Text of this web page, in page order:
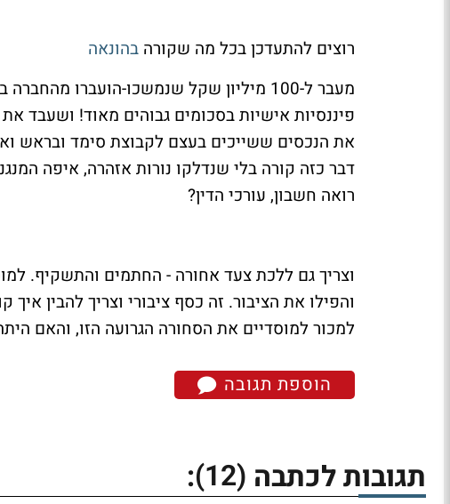
רוצים להתעדכן בכל מה שקורה בהונאה
מעבר ל-100 מיליון שקל שנמשכו-הועברו
פיננסיות אישיות בסכומים גבוהים מאוד! ושעבד
את הנכסים ששייכים בעצם לקבוצת סימד ובראש
דבר כזה קורה בלי שנדלקו נורות אזהרה, איפה
רואה חשבון, עורכי הדין?
וצריך גם ללכת צעד אחורה - החתמים והתשקיף.
והפילו את הציבור. זה כסף ציבורי וצריך להבין
למכור למוסדיים את הסחורה הגרועה הזו, והאם
הוספת תגובה
תגובות לכתבה (12)
: